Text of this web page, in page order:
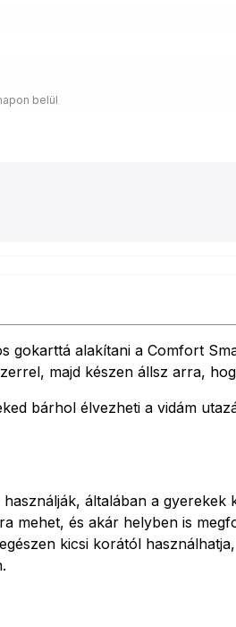
belül
alakítani a Comfort
majd készen állsz arra,
bárhol élvezheti a vidám
általában a
és akár helyben is
kicsi korától